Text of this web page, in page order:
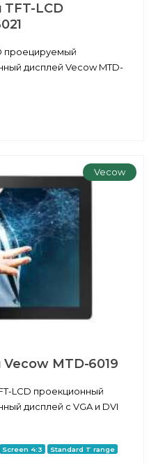
TFT-LCD
проецируемый
дисплей Vecow MTD-
Vecow
MTD-6019
LCD проекционный
дисплей с VGA и DVI
Screen 4:3 Standard T range